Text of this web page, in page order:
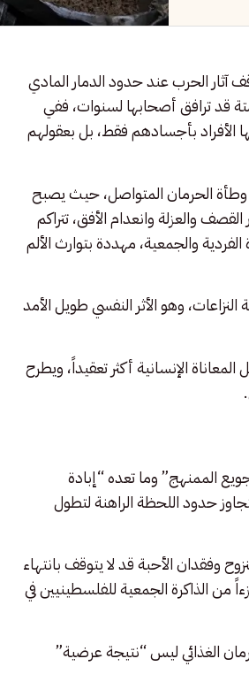
آثار الحرب عند حدود الدمار المادي
قد ترافق أصحابها لسنوات، ففي
الأفراد بأجسادهم فقط، بل بعقولهم
الحرمان المتواصل، حيث يصبح
والعزلة وانعدام الأفق، تتراكم
والجمعية، مهددة بتوارث الألم
وهو الأثر النفسي طويل الأمد
الإنسانية أكثر تعقيداً، ويطرح
الممنهج” وما تعده “إبادة
حدود اللحظة الراهنة لتطول
وفقدان الأحبة قد لا يتوقف بانتهاء
من الذاكرة الجمعية للفلسطينيين في
الغذائي ليس “نتيجة عرضية”